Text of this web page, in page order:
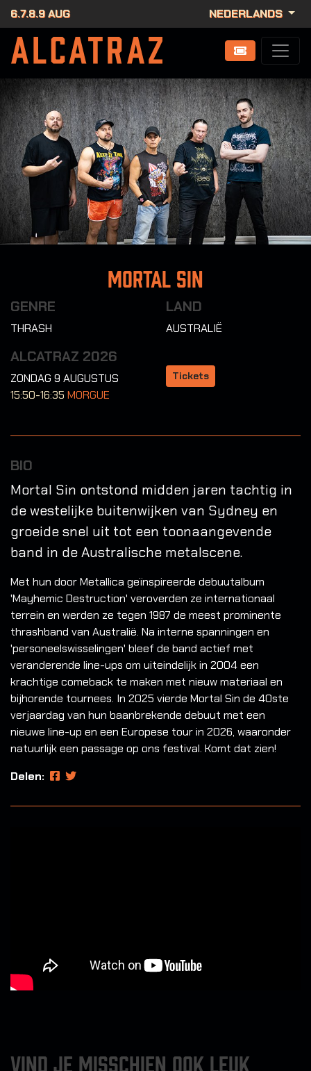
6.7.8.9 AUG NEDERLANDS
Mortal Sin
GENRE
THRASH
LAND
AUSTRALIË
ALCATRAZ 2026
ZONDAG 9 AUGUSTUS
15:50-16:35 MORGUE
Tickets
BIO
Mortal Sin ontstond midden jaren tachtig in
de westelijke buitenwijken van Sydney en
groeide snel uit tot een toonaangevende
band in de Australische metalscene.
Met hun door Metallica geïnspireerde debuutalbum
'Mayhemic Destruction' veroverden ze internationaal
terrein en werden ze tegen 1987 de meest prominente
thrashband van Australië. Na interne spanningen en
'personeelswisselingen' bleef de band actief met
veranderende line-ups om uiteindelijk in 2004 een
krachtige comeback te maken met nieuw materiaal en
bijhorende tournees. In 2025 vierde Mortal Sin de 40ste
verjaardag van hun baanbrekende debuut met een
nieuwe line-up en een Europese tour in 2026, waaronder
natuurlijk een passage op ons festival. Komt dat zien!
Delen:
VIND JE MISSCHIEN OOK LEUK